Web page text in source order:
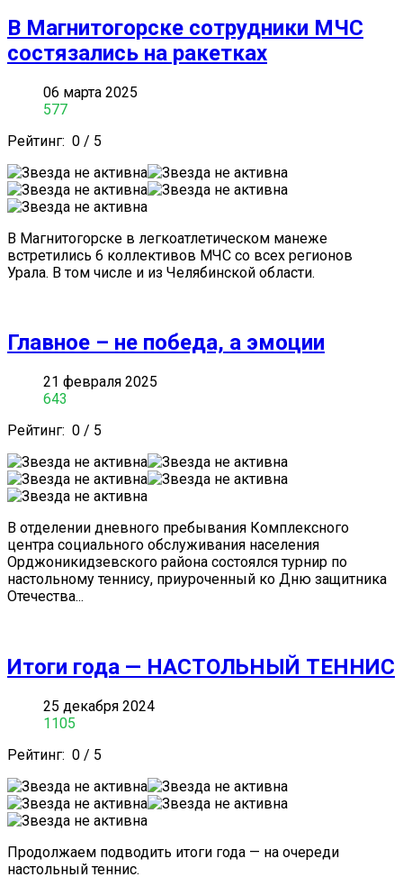
В Магнитогорске сотрудники МЧС
состязались на ракетках
06 марта 2025
577
Рейтинг: 0 / 5
В Магнитогорске в легкоатлетическом манеже
встретились 6 коллективов МЧС со всех регионов
Урала. В том числе и из Челябинской области.
Главное – не победа, а эмоции
21 февраля 2025
643
Рейтинг: 0 / 5
В отделении дневного пребывания Комплексного
центра социального обслуживания населения
Орджоникидзевского района состоялся турнир по
настольному теннису, приуроченный ко Дню защитника
Отечества...
Итоги года — НАСТОЛЬНЫЙ ТЕННИС
25 декабря 2024
1105
Рейтинг: 0 / 5
Продолжаем подводить итоги года — на очереди
настольный теннис.